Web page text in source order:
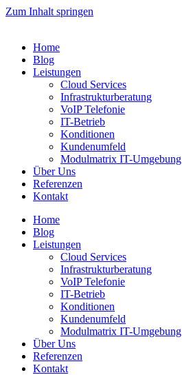
Zum Inhalt springen
Home
Blog
Leistungen
Cloud Services
Infrastrukturberatung
VoIP Telefonie
IT-Betrieb
Konditionen
Kundenumfeld
Modulmatrix IT-Umgebung
Über Uns
Referenzen
Kontakt
Home
Blog
Leistungen
Cloud Services
Infrastrukturberatung
VoIP Telefonie
IT-Betrieb
Konditionen
Kundenumfeld
Modulmatrix IT-Umgebung
Über Uns
Referenzen
Kontakt